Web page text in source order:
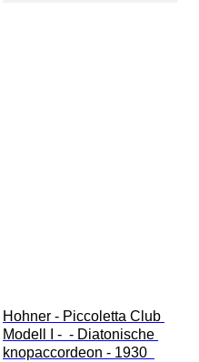
Hohner - Piccoletta Club
Modell I -  - Diatonische
knopaccordeon - 1930